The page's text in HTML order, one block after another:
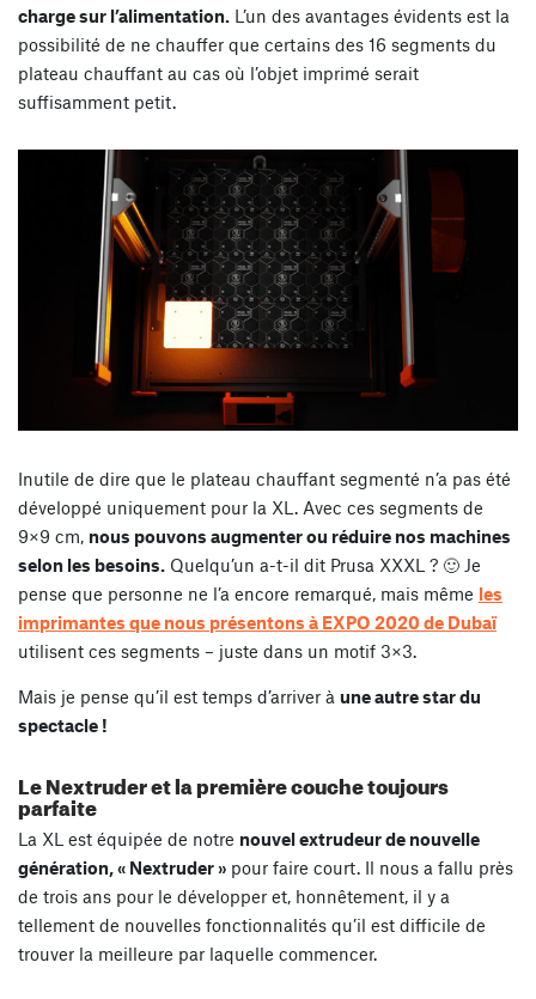
charge sur l’alimentation. L’un des avantages évidents est la
possibilité de ne chauffer que certains des 16 segments du
plateau chauffant au cas où l’objet imprimé serait
suffisamment petit.
Inutile de dire que le plateau chauffant segmenté n’a pas été
développé uniquement pour la XL. Avec ces segments de
9×9 cm, nous pouvons augmenter ou réduire nos machines
selon les besoins. Quelqu’un a-t-il dit Prusa XXXL ? 🙂 Je
pense que personne ne l’a encore remarqué, mais même les
imprimantes que nous présentons à EXPO 2020 de Dubaï
utilisent ces segments – juste dans un motif 3×3.
Mais je pense qu’il est temps d’arriver à une autre star du
spectacle !
Le Nextruder et la première couche toujours
parfaite
La XL est équipée de notre nouvel extrudeur de nouvelle
génération, « Nextruder » pour faire court. Il nous a fallu près
de trois ans pour le développer et, honnêtement, il y a
tellement de nouvelles fonctionnalités qu’il est difficile de
trouver la meilleure par laquelle commencer.